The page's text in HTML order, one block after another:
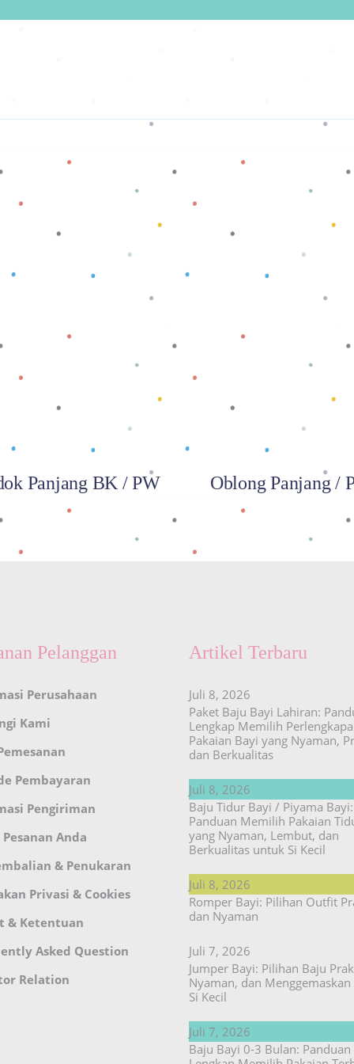
Panjang BK / PW
Baca selengkapnya
Oblong Panjang /
Pelanggan
Perusahaan
Kami
Pembayaran
Pengiriman
Anda
& Penukaran
Privasi & Cookies
& Ketentuan
Asked Question
Relation
Artikel Terbaru
Juli 8, 2026
Paket Baju Bayi Lahiran:
Lengkap Memilih
Pakaian Bayi yang Nyaman,
dan Berkualitas
Juli 8, 2026
Baju Tidur Bayi / Piyama Bayi:
Panduan Memilih Pakaian
yang Nyaman, Lembut, dan
Berkualitas untuk Si Kecil
Juli 8, 2026
Romper Bayi: Pilihan Outfit
dan Nyaman
Juli 7, 2026
Jumper Bayi: Pilihan Baju
Nyaman, dan
Si Kecil
Juli 7, 2026
Baju Bayi 0-3 Bulan: Panduan